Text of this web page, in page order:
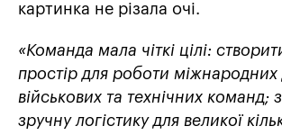
картинка не різала очі.
«Команда мала чіткі цілі:
простір для роботи міжнародних
військових та технічних команд;
зручну логістику для великої